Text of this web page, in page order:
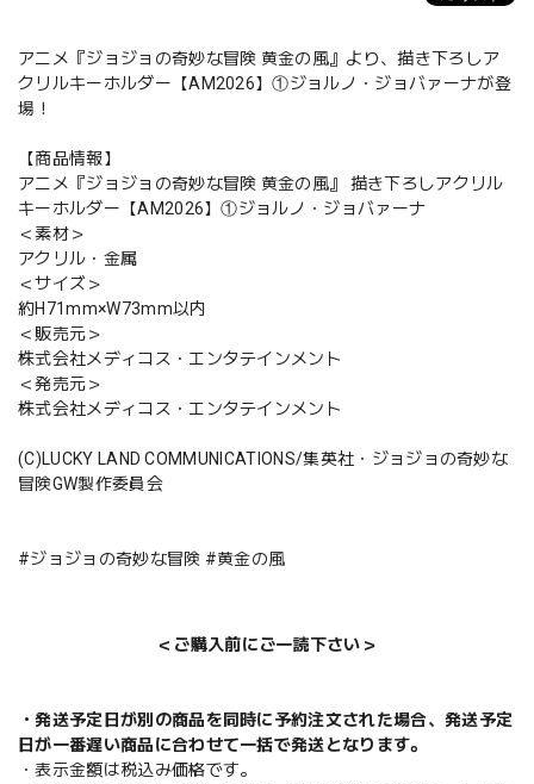
アニメ『ジョジョの奇妙な冒険 黄金の風』より、描き下ろしア
クリルキーホルダー【AM2026】①ジョルノ・ジョバァーナが登
場！
【商品情報】
アニメ『ジョジョの奇妙な冒険 黄金の風』 描き下ろしアクリル
キーホルダー【AM2026】①ジョルノ・ジョバァーナ
＜素材＞
アクリル・金属
＜サイズ＞
約H71mm×W73mm以内
＜販売元＞
株式会社メディコス・エンタテインメント
＜発売元＞
株式会社メディコス・エンタテインメント
(C)LUCKY LAND COMMUNICATIONS/集英社・ジョジョの奇妙な
冒険GW製作委員会
#ジョジョの奇妙な冒険 #黄金の風
＜ご購入前にご一読下さい＞
・発送予定日が別の商品を同時に予約注文された場合、発送予定
日が一番遅い商品に合わせて一括で発送となります。
・表示金額は税込み価格です。